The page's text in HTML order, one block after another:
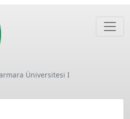
Üniversitesi I